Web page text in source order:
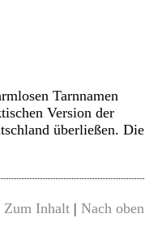
Tarnnamen
Version der
überließen. Die
Zum Inhalt | Nach oben